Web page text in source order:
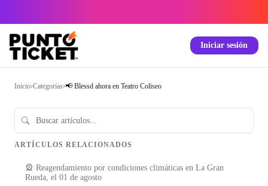
Iniciar sesión
Inicio›Categorías›📢 Blessd ahora en Teatro Coliseo
ARTÍCULOS RELACIONADOS
🎡 Reagendamiento por condiciones climáticas en La Gran
Rueda, el 01 de agosto